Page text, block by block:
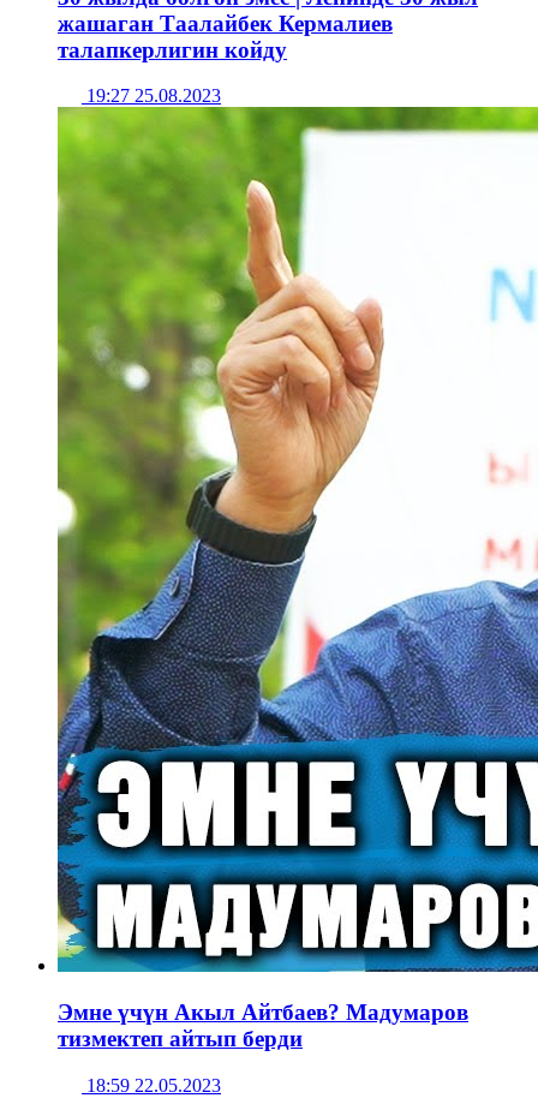
жашаган Таалайбек Кермалиев
талапкерлигин койду
19:27 25.08.2023
Эмне үчүн Акыл Айтбаев? Мадумаров
тизмектеп айтып берди
18:59 22.05.2023